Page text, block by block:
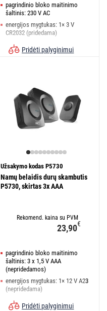
pagrindinio bloko maitinimo
šaltinis: 230 V AC
energijos mygtukas: 1× 3 V
CR2032 (pridedama)
mygtuko pasiekimas: 150 m
Pridėti palyginimui
Užsakymo kodas P5730
Namų belaidis durų skambutis
P5730, skirtas 3x AAA
Rekomend. kaina su PVM
23,90€
pagrindinio bloko maitinimo
šaltinis: 3 x 1,5 V AAA
(nepridedamos)
energijos mygtukas: 1× 12 V A23
(nepridedama)
mygtuko pasiekimas: 180 m
Pridėti palyginimui